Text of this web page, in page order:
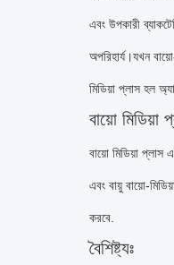
এবং উপকারী
অপরিহার্য।যখন
মিডিয়া প্লাস হল
বায়ো মিডিয়া
বায়ো মিডিয়া প্লাস
এবং বায়ু বায়ো-
করবে.
বৈশিষ্ট্যঃ